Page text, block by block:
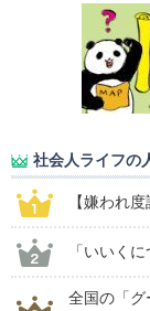
社会人ライフの
【嫌われ
「いいく
全国の「グ